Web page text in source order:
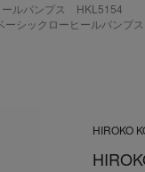
ールパンプス HKL5154
ーシックローヒールパンプ
HIROKO